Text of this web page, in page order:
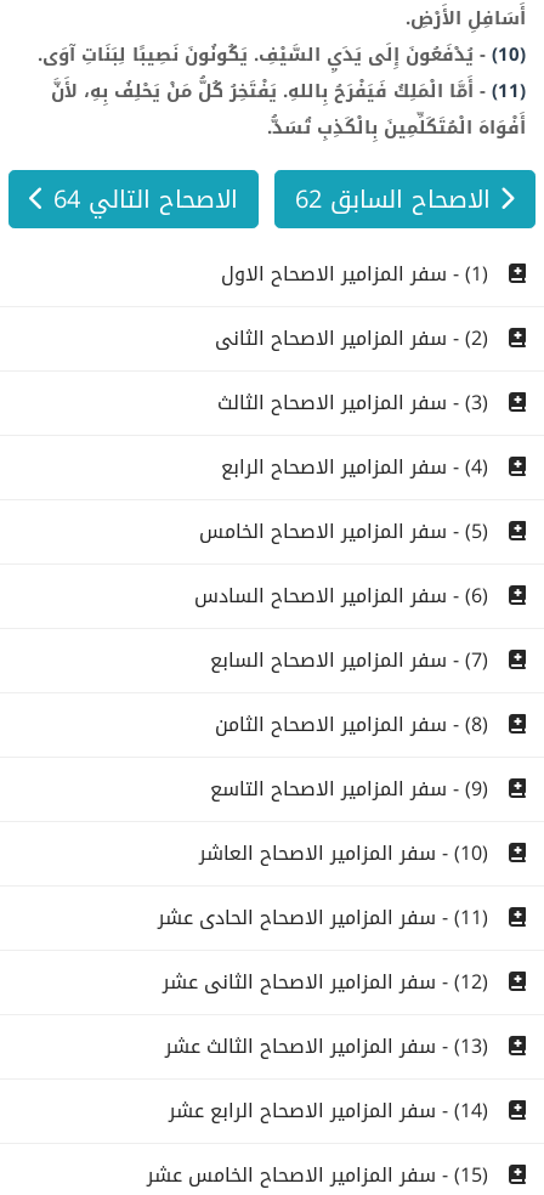
أَسَافِلِ الأَرْضِ.
(10)
-يُدْفَعُونَ إِلَى يَدَيِ السَّيْفِ. يَكُونُونَ نَصِيبًا لِبَنَاتِ آوَى.
(11)
- أَمَّا الْمَلِكُ فَيَفْرَحُ بِاللهِ. يَفْتَخِرُ كُلُّ مَنْ يَحْلِفُ بِهِ، لأَنَّ
أَفْوَاهَ الْمُتَكَلِّمِينَ بِالْكَذِبِ تُسَدُّ.
الاصحاح السابق 62 الاصحاح التالي 64
(1) - سفر المزامير الاصحاح الاول
(2) - سفر المزامير الاصحاح الثانى
(3) - سفر المزامير الاصحاح الثالث
(4) - سفر المزامير الاصحاح الرابع
(5) - سفر المزامير الاصحاح الخامس
(6) - سفر المزامير الاصحاح السادس
(7) - سفر المزامير الاصحاح السابع
(8) - سفر المزامير الاصحاح الثامن
(9) - سفر المزامير الاصحاح التاسع
(10) - سفر المزامير الاصحاح العاشر
(11) - سفر المزامير الاصحاح الحادى عشر
(12) - سفر المزامير الاصحاح الثانى عشر
(13) - سفر المزامير الاصحاح الثالث عشر
(14) - سفر المزامير الاصحاح الرابع عشر
(15) - سفر المزامير الاصحاح الخامس عشر